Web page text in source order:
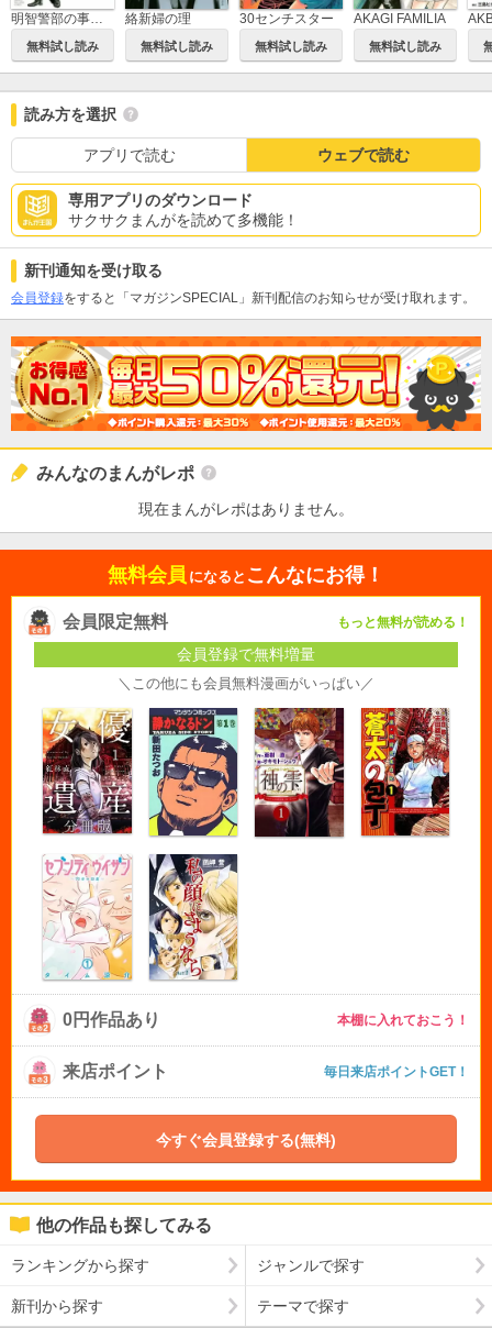
明智警部の事件簿
無料試し読み
絡新婦の理
無料試し読み
30センチスター
無料試し読み
AKAGI FAMILIA
無料試し読み
読み方を選択
アプリで読む ウェブで読む
専用アプリのダウンロード
サクサクまんがを読めて多機能！
新刊通知を受け取る
会員登録をすると「マガジンSPECIAL」新刊配信のお知らせが受け取れます。
みんなのまんがレポ
現在まんがレポはありません。
無料会員 になると こんなにお得！
会員限定無料 もっと無料が読める！
会員登録で無料増量
＼この他にも会員無料漫画がいっぱい／
0円作品あり 本棚に入れておこう！
来店ポイント 毎日来店ポイントGET！
今すぐ会員登録する(無料)
他の作品も探してみる
ランキングから探す ジャンルで探す
新刊から探す テーマで探す